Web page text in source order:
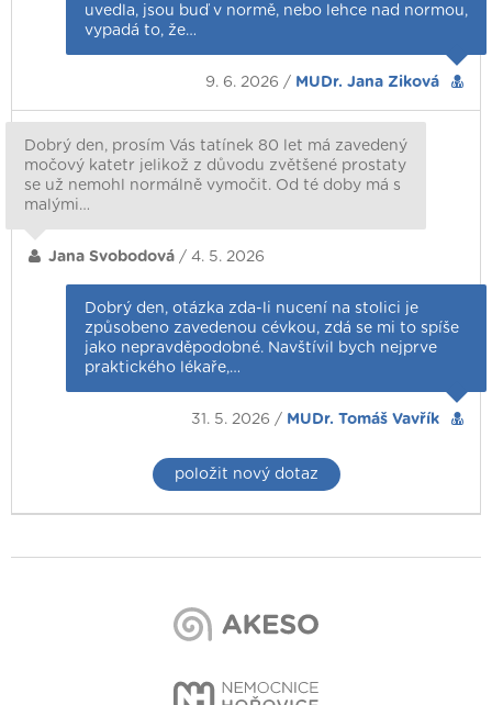
uvedla, jsou buď v normě, nebo lehce nad normou,
vypadá to, že…
9. 6. 2026 / MUDr. Jana Ziková
Dobrý den, prosím Vás tatínek 80 let má zavedený
močový katetr jelikož z důvodu zvětšené prostaty
se už nemohl normálně vymočit. Od té doby má s
malými…
Jana Svobodová / 4. 5. 2026
Dobrý den, otázka zda-li nucení na stolici je
způsobeno zavedenou cévkou, zdá se mi to spíše
jako nepravděpodobné. Navštívil bych nejprve
praktického lékaře,…
31. 5. 2026 / MUDr. Tomáš Vavřík
položit nový dotaz